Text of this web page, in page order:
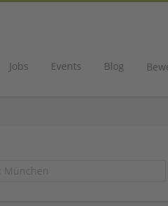
Jobs Events Blog